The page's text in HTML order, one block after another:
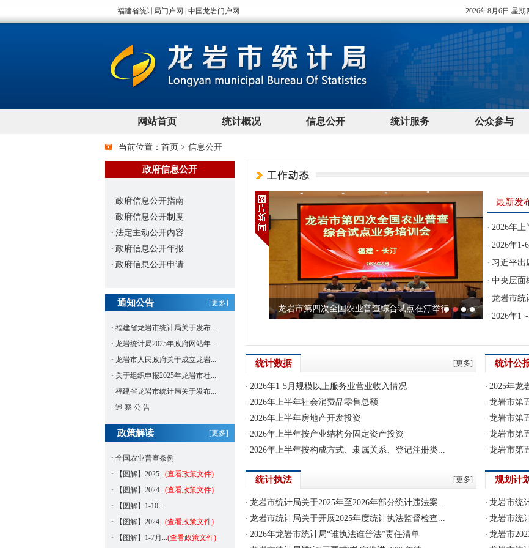
当前位置： 首页 > 信息公开
政府信息公开
· 政府信息公开指南
· 政府信息公开制度
· 法定主动公开内容
· 政府信息公开年报
· 政府信息公开申请
通知公告 [更多]
· 福建省龙岩市统计局关于发布...
· 龙岩统计局2025年政府网站年...
· 龙岩市人民政府关于成立龙岩...
· 关于组织申报2025年龙岩市社...
· 福建省龙岩市统计局关于发布...
· 巡 察 公 告
政策解读 [更多]
· 全国农业普查条例
·
【图解】2025...(查看政策文件)
·
【图解】2024...(查看政策文件)
·
【图解】1-10...
·
【图解】2024...(查看政策文件)
·
【图解】1-7月...(查看政策文件)
龙岩市第四次全国农业普查综合试点在汀举行
最新发
· 2026年
· 2026年1-
· 习近平出
· 中央层面
· 龙岩市统
· 2026年1
统计数据 [更多]
· 2026年1-5月规模以上服务业营业收入情况
· 2026年上半年社会消费品零售总额
· 2026年上半年房地产开发投资
· 2026年上半年按产业结构分固定资产投资
· 2026年上半年按构成方式、隶属关系、登记注册类...
统计公
· 2025年龙
· 龙岩市第
· 龙岩市第
· 龙岩市第
· 龙岩市第
统计执法 [更多]
· 龙岩市统计局关于2025年至2026年部分统计违法案...
· 龙岩市统计局关于开展2025年度统计执法监督检查...
· 2026年龙岩市统计局“谁执法谁普法”责任清单
规划计划
· 龙岩市统
· 龙岩市统
· 龙岩市